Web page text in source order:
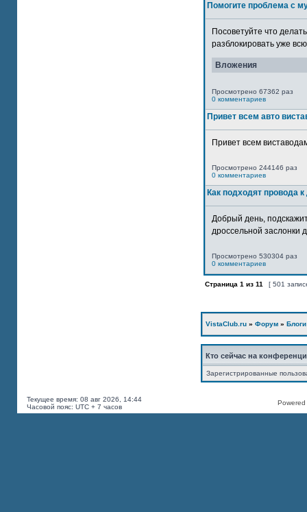
Помогите проблема с
Посоветуйте что
разблокировать уже
Вложения
Просмотрено 67362 раз
0 комментариев
Привет всем авто
Привет всем
Просмотрено 244146 раз
0 комментариев
Как подходят провода
Добрый день,
дроссельной заслонки
Просмотрено 530304 раз
0 комментариев
Страница 1 из 11 [ 501
VistaClub.ru » Форум » Блоги
Кто сейчас на
Зарегистрированные
Текущее время: 08 авг 2026, 14:44
Часовой пояс: UTC + 7 часов